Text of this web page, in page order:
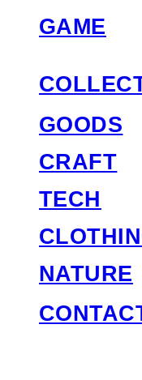
GAME
GOODS
CRAFT
TECH
NATURE